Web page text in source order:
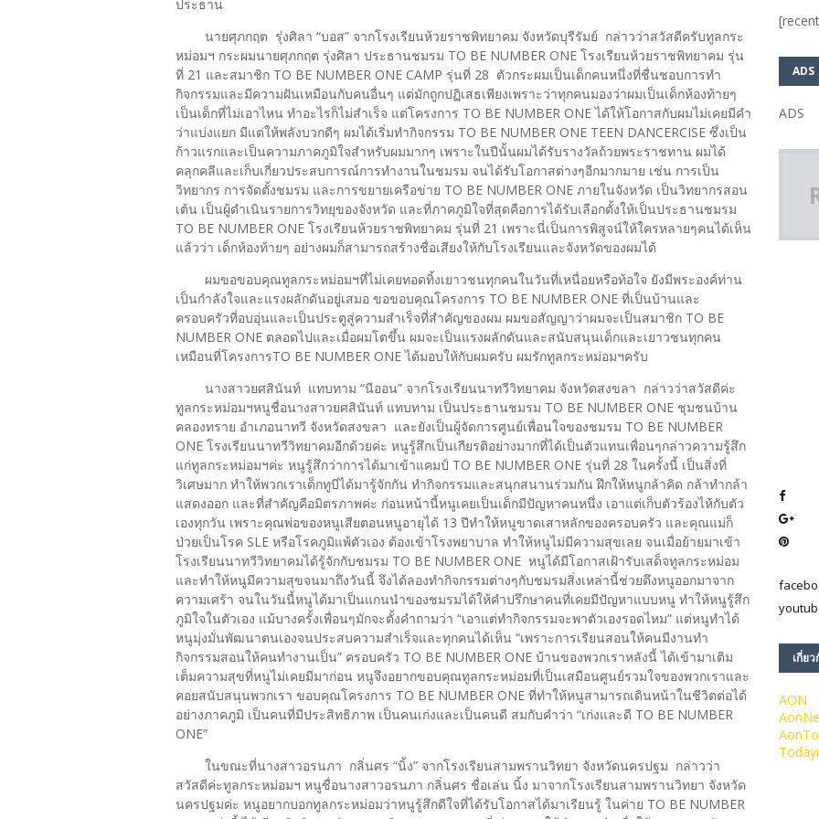
ประธาน
นายศุภกฤต รุ่งศิลา “บอส” จากโรงเรียนห้วยราชพิทยาคม จังหวัดบุรีรัมย์ กล่าวว่าสวัสดีครับทูลกระ
หม่อมฯ กระผมนายศุภกฤต รุ่งศิลา ประธานชมรม TO BE NUMBER ONE โรงเรียนห้วยราชพิทยาคม รุ่น
ที่ 21 และสมาชิก TO BE NUMBER ONE CAMP รุ่นที่ 28 ตัวกระผมเป็นเด็กคนหนึ่งที่ชื่นชอบการทำ
กิจกรรมและมีความฝันเหมือนกับคนอื่นๆ แต่มักถูกปฏิเสธเพียงเพราะว่าทุกคนมองว่าผมเป็นเด็กห้องท้ายๆ
เป็นเด็กที่ไม่เอาไหน ทำอะไรก็ไม่สำเร็จ แต่โครงการ TO BE NUMBER ONE ได้ให้โอกาสกับผมไม่เคยมีคำ
ว่าแบ่งแยก มีแต่ให้พลังบวกดีๆ ผมได้เริ่มทำกิจกรรม TO BE NUMBER ONE TEEN DANCERCISE ซึ่งเป็น
ก้าวแรกและเป็นความภาคภูมิใจสำหรับผมมากๆ เพราะในปีนั้นผมได้รับรางวัลถ้วยพระราชทาน ผมได้
คลุกคลีและเก็บเกี่ยวประสบการณ์การทำงานในชมรม จนได้รับโอกาสต่างๆอีกมากมาย เช่น การเป็น
วิทยากร การจัดตั้งชมรม และการขยายเครือข่าย TO BE NUMBER ONE ภายในจังหวัด เป็นวิทยากรสอน
เต้น เป็นผู้ดำเนินรายการวิทยุของจังหวัด และที่ภาคภูมิใจที่สุดคือการได้รับเลือกตั้งให้เป็นประธานชมรม
TO BE NUMBER ONE โรงเรียนห้วยราชพิทยาคม รุ่นที่ 21 เพราะนี่เป็นการพิสูจน์ให้ใครหลายๆคนได้เห็น
แล้วว่า เด็กห้องท้ายๆ อย่างผมก็สามารถสร้างชื่อเสียงให้กับโรงเรียนและจังหวัดของผมได้
ผมขอขอบคุณทูลกระหม่อมฯที่ไม่เคยทอดทิ้งเยาวชนทุกคนในวันที่เหนื่อยหรือท้อใจ ยังมีพระองค์ท่าน
เป็นกำลังใจและแรงผลักดันอยู่เสมอ ขอขอบคุณโครงการ TO BE NUMBER ONE ที่เป็นบ้านและ
ครอบครัวที่อบอุ่นและเป็นประตูสู่ความสำเร็จที่สำคัญของผม ผมขอสัญญาว่าผมจะเป็นสมาชิก TO BE
NUMBER ONE ตลอดไปและเมื่อผมโตขึ้น ผมจะเป็นแรงผลักดันและสนับสนุนเด็กและเยาวชนทุกคน
เหมือนที่โครงการTO BE NUMBER ONE ได้มอบให้กับผมครับ ผมรักทูลกระหม่อมฯครับ
นางสาวยศสินันท์ แทบทาม “นีออน” จากโรงเรียนนาทวีวิทยาคม จังหวัดสงขลา กล่าวว่าสวัสดีค่ะ
ทูลกระหม่อมฯหนูชื่อนางสาวยศสินันท์ แทบทาม เป็นประธานชมรม TO BE NUMBER ONE ชุมชนบ้าน
คลองทราย อำเภอนาทวี จังหวัดสงขลา และยังเป็นผู้จัดการศูนย์เพื่อนใจของชมรม TO BE NUMBER
ONE โรงเรียนนาทวีวิทยาคมอีกด้วยค่ะ หนูรู้สึกเป็นเกียรติอย่างมากที่ได้เป็นตัวแทนเพื่อนๆกล่าวความรู้สึก
แก่ทูลกระหม่อมฯค่ะ หนูรู้สึกว่าการได้มาเข้าแคมป์ TO BE NUMBER ONE รุ่นที่ 28 ในครั้งนี้ เป็นสิ่งที่
วิเศษมาก ทำให้พวกเราเด็กทูบีได้มารู้จักกัน ทำกิจกรรมและสนุกสนานร่วมกัน ฝึกให้หนูกล้าคิด กล้าทำกล้า
แสดงออก และที่สำคัญคือมิตรภาพค่ะ ก่อนหน้านี้หนูเคยเป็นเด็กมีปัญหาคนหนึ่ง เอาแต่เก็บตัวร้องไห้กับตัว
เองทุกวัน เพราะคุณพ่อของหนูเสียตอนหนูอายุได้ 13 ปีทำให้หนูขาดเสาหลักของครอบครัว และคุณแม่ก็
ป่วยเป็นโรค SLE หรือโรคภูมิแพ้ตัวเอง ต้องเข้าโรงพยาบาล ทำให้หนูไม่มีความสุขเลย จนเมื่อย้ายมาเข้า
โรงเรียนนาทวีวิทยาคมได้รู้จักกับชมรม TO BE NUMBER ONE หนูได้มีโอกาสเฝ้ารับเสด็จทูลกระหม่อม
และทำให้หนูมีความสุขจนมาถึงวันนี้ จึงได้ลองทำกิจกรรมต่างๆกับชมรมสิ่งเหล่านี้ช่วยดึงหนูออกมาจาก
ความเศร้า จนในวันนี้หนูได้มาเป็นแกนนำของชมรมได้ให้คำปรึกษาคนที่เคยมีปัญหาแบบหนู ทำให้หนูรู้สึก
ภูมิใจในตัวเอง แม้บางครั้งเพื่อนๆมักจะตั้งคำถามว่า “เอาแต่ทำกิจกรรมจะพาตัวเองรอดไหม” แต่หนูทำได้
หนูมุ่งมั่นพัฒนาตนเองจนประสบความสำเร็จและทุกคนได้เห็น “เพราะการเรียนสอนให้คนมีงานทำ
กิจกรรมสอนให้คนทำงานเป็น” ครอบครัว TO BE NUMBER ONE บ้านของพวกเราหลังนี้ ได้เข้ามาเติม
เต็มความสุขที่หนูไม่เคยมีมาก่อน หนูจึงอยากขอบคุณทูลกระหม่อมที่เป็นเสมือนศูนย์รวมใจของพวกเราและ
คอยสนับสนุนพวกเรา ขอบคุณโครงการ TO BE NUMBER ONE ที่ทำให้หนูสามารถเดินหน้าในชีวิตต่อได้
อย่างภาคภูมิ เป็นคนที่มีประสิทธิภาพ เป็นคนเก่งและเป็นคนดี สมกับคำว่า “เก่งและดี TO BE NUMBER
ONE”
ในขณะที่นางสาวอรนภา กลิ่นศร “นิ้ง” จากโรงเรียนสามพรานวิทยา จังหวัดนครปฐม กล่าวว่า
สวัสดีค่ะทูลกระหม่อมฯ หนูชื่อนางสาวอรนภา กลิ่นศร ชื่อเล่น นิ้ง มาจากโรงเรียนสามพรานวิทยา จังหวัด
นครปฐมค่ะ หนูอยากบอกทูลกระหม่อมว่าหนูรู้สึกดีใจที่ได้รับโอกาสได้มาเรียนรู้ ในค่าย TO BE NUMBER
ADS
ADS
เกี่ย
AON